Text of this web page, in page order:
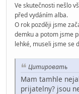
Ve skutečnosti nešlo
před vydáním alba.
O rok později jsme
demku a potom jsme
lehké, museli jsme se
Цитировать
Mam tamhle
prijatelny? jsou